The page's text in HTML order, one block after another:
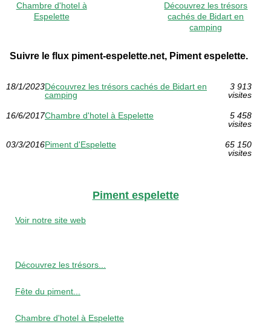
Chambre d'hotel à
Espelette
Découvrez les trésors
cachés de Bidart en
camping
Suivre le flux piment-espelette.net, Piment espelette.
18/1/2023Découvrez les trésors cachés de Bidart en
camping
3 913
visites
16/6/2017Chambre d'hotel à Espelette
5 458
visites
03/3/2016Piment d'Espelette
65 150
visites
Piment espelette
Voir notre site web
Découvrez les trésors...
Fête du piment...
Chambre d'hotel à Espelette